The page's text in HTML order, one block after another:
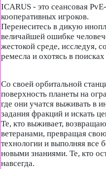
ICARUS - это сеансовая
кооперативных игроков.
Перенеситесь в дикую
величайшей ошибке
жестокой среде, исследуя,
ремесла и охотясь в поисках
Со своей орбитальной
поверхность планеты на
где они учатся выживать в
задания фракций и искать
Те, кто выживает,
ветеранами, превращая
технологии и выполняя все
новыми знаниями. Те, кто
навсегда.